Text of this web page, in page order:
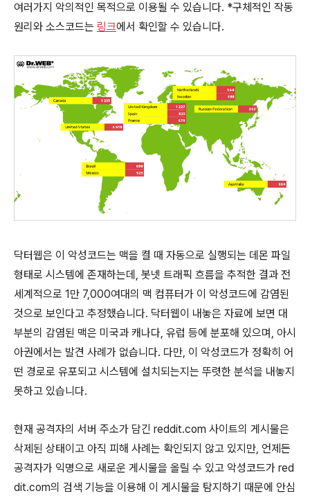
여러가지 악의적인 목적으로 이용될 수 있습니다. *구체적인 작동
원리와 소스코드는 링크에서 확인할 수 있습니다.
닥터웹은 이 악성코드는 맥을 켤 때 자동으로 실행되는 데몬 파일
형태로 시스템에 존재하는데, 봇넷 트래픽 흐름을 추적한 결과 전
세계적으로 1만 7,000여대의 맥 컴퓨터가 이 악성코드에 감염된
것으로 보인다고 추정했습니다. 닥터웹이 내놓은 자료에 보면 대
부분의 감염된 맥은 미국과 캐나다, 유럽 등에 분포해 있으며, 아시
아권에서는 발견 사례가 없습니다. 다만, 이 악성코드가 정확히 어
떤 경로로 유포되고 시스템에 설치되는지는 뚜렷한 분석을 내놓지
못하고 있습니다.
현재 공격자의 서버 주소가 담긴 reddit.com 사이트의 게시물은
삭제된 상태이고 아직 피해 사례는 확인되지 않고 있지만, 언제든
공격자가 익명으로 새로운 게시물을 올릴 수 있고 악성코드가 red
dit.com의 검색 기능을 이용해 이 게시물을 탐지하기 때문에 안심